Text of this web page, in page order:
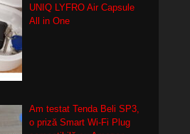
UNIQ LYFRO Air Capsule
All in One
Am testat Tenda Beli SP3,
o priză Smart Wi-Fi Plug